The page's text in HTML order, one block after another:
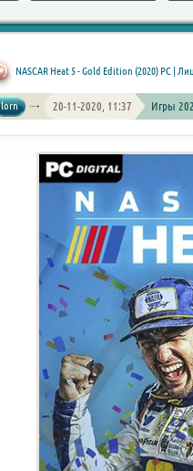
NASCAR Heat 5 - Gold Edition (2020) PC |
lorn 20-11-2020, 11:37 Игры